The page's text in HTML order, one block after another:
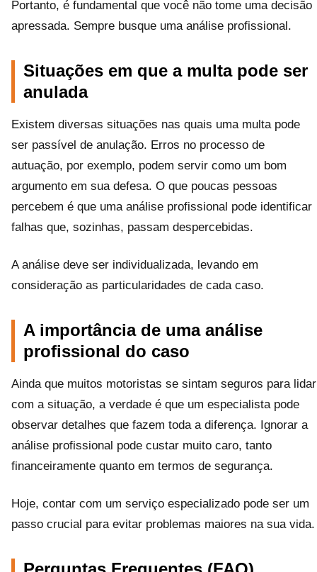
Portanto, é fundamental que você não tome uma decisão
apressada. Sempre busque uma análise profissional.
Situações em que a multa pode ser
anulada
Existem diversas situações nas quais uma multa pode
ser passível de anulação. Erros no processo de
autuação, por exemplo, podem servir como um bom
argumento em sua defesa. O que poucas pessoas
percebem é que uma análise profissional pode identificar
falhas que, sozinhas, passam despercebidas.
A análise deve ser individualizada, levando em
consideração as particularidades de cada caso.
A importância de uma análise
profissional do caso
Ainda que muitos motoristas se sintam seguros para lidar
com a situação, a verdade é que um especialista pode
observar detalhes que fazem toda a diferença. Ignorar a
análise profissional pode custar muito caro, tanto
financeiramente quanto em termos de segurança.
Hoje, contar com um serviço especializado pode ser um
passo crucial para evitar problemas maiores na sua vida.